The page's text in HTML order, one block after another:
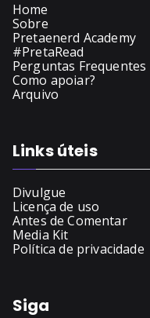
Home
Sobre
Pretaenerd Academy
#PretaRead
Perguntas Frequentes
Como apoiar?
Arquivo
Links úteis
Divulgue
Licença de uso
Antes de Comentar
Media Kit
Política de privacidade
Siga